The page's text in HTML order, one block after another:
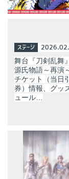
ステージ
舞台『刀剣乱舞
源氏物語～再演
チケット（当日
券）情報、グッ
ュール…